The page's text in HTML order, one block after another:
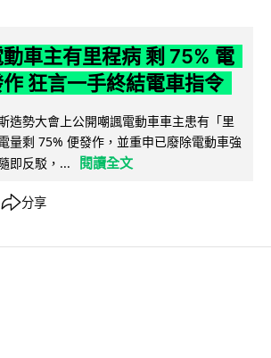
車主有里程病 剩 75% 電
狂言一手終結電車指令
造勢大會上公開嘲諷電動車車主患有「里
量剩 75% 便發作，並重申已廢除電動車強
即反駁，...
閱讀全文
分享